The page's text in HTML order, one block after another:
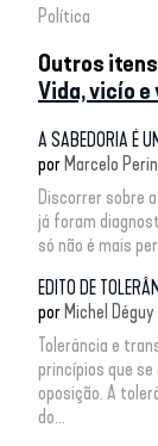
Política
Outros
Vida, vicío
A SABEDORIA É
por Marcelo
Discorrer sobre
já foram
só não é mais
EDITO DE
por Michel Déguy
Tolerância e
princípios que
oposição. A
do...